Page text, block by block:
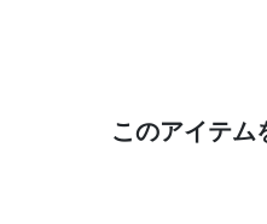
このアイテム